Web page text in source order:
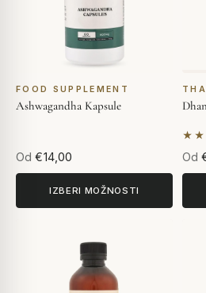
FOOD SUPPLEMENT
Ashwagandha Kapsule
Od €14,00
IZBERI MOŽNOSTI
Na
Od